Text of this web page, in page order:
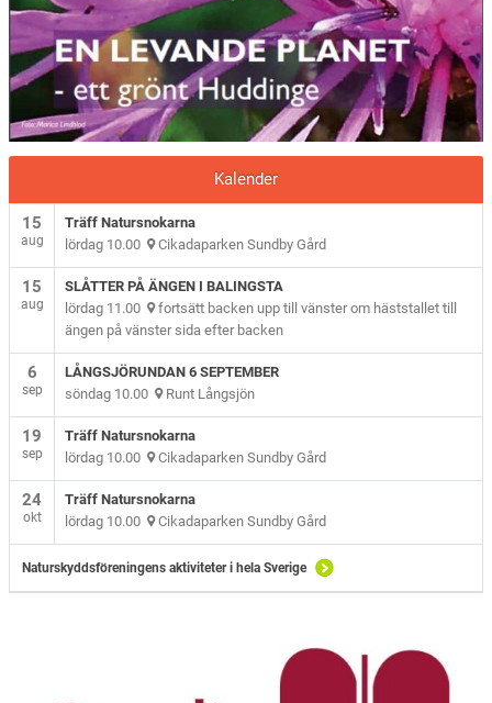
Kalender
15
aug
Träff Natursnokarna
lördag 10.00 Cikadaparken Sundby Gård
15
aug
SLÅTTER PÅ ÄNGEN I BALINGSTA
lördag 11.00 fortsätt backen upp till vänster om häststallet till
ängen på vänster sida efter backen
6
sep
LÅNGSJÖRUNDAN 6 SEPTEMBER
söndag 10.00 Runt Långsjön
19
sep
Träff Natursnokarna
lördag 10.00 Cikadaparken Sundby Gård
24
okt
Träff Natursnokarna
lördag 10.00 Cikadaparken Sundby Gård
Naturskyddsföreningens aktiviteter i hela Sverige